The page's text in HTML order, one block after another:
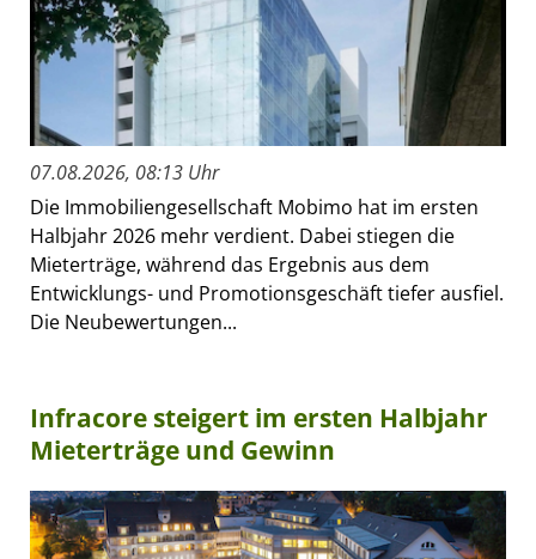
07.08.2026, 08:13 Uhr
Die Immobiliengesellschaft Mobimo hat im ersten
Halbjahr 2026 mehr verdient. Dabei stiegen die
Mieterträge, während das Ergebnis aus dem
Entwicklungs- und Promotionsgeschäft tiefer ausfiel.
Die Neubewertungen...
Infracore steigert im ersten Halbjahr
Mieterträge und Gewinn